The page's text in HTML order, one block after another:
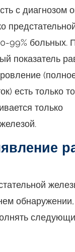
с диагнозом
99% больных.
показатель
есть только
только